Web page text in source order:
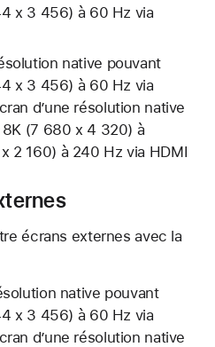
x 3 456) à 60 Hz via
native pouvant
x 3 456) à 60 Hz via
d’une résolution native
8K (7 680 x 4 320) à
2 160) à 240 Hz via HDMI
écrans externes avec la
native pouvant
x 3 456) à 60 Hz via
d’une résolution native